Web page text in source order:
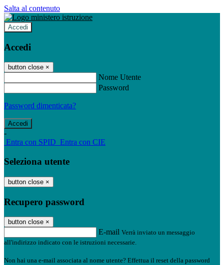
Salta al contenuto
Accedi
Accedi
button close ×
Nome Utente
Password
Password dimenticata?
-
Entra con SPID Entra con CIE
Seleziona utente
button close ×
Recupero password
button close ×
E-mail Verrà inviato un messaggio
all'indirizzo indicato con le istruzioni necessarie.
Non hai una e-mail associata al nome utente? Effettua il reset della password